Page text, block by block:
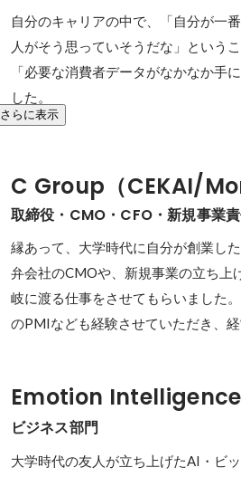
自分のキャリアの中で、「自分が一
人がそう思っていそうだな」という
「必要な消費者データがなかなか手
した。
さらに表示
C Group（CEKAI/
取締役・CMO・CFO・新規事業
縁あって、大学時代に自分が創業し
弁会社のCMOや、新規事業の立ち上
岐に渡る仕事をさせてもらいました
のPMIなども経験させていただき、
Emotion Intelligence
ビジネス部門
大学時代の友人が立ち上げたAI・ビ